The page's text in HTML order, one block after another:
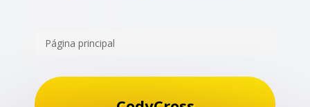
Página principal